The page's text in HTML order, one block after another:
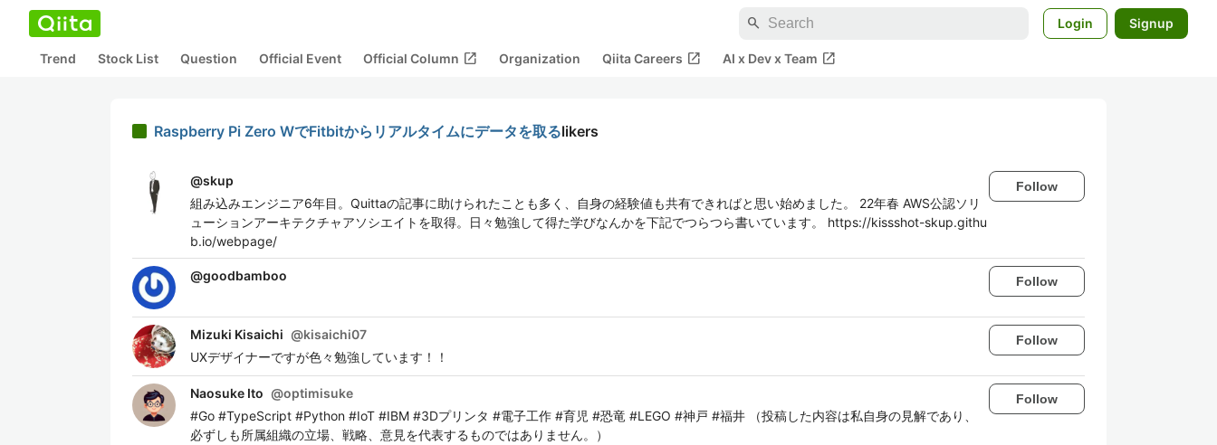
search Login Signup
Trend Stock List Question Official Event Official Column open_in_new Organization Qiita Careers open_in_new AI x Dev x Team open_in_new
Raspberry Pi Zero WでFitbitからリアルタイムにデータを取るlikers
@skup
組み込みエンジニア6年目。Quittaの記事に助けられたことも多く、自身の経験値も共有できればと思い始めました。 22年春 AWS公認ソリ
ューションアーキテクチャアソシエイトを取得。日々勉強して得た学びなんかを下記でつらつら書いています。 https://kissshot-skup.githu
b.io/webpage/
Follow
@goodbamboo Follow
Mizuki Kisaichi @kisaichi07
UXデザイナーですが色々勉強しています！！
Follow
Naosuke Ito @optimisuke
#Go #TypeScript #Python #IoT #IBM #3Dプリンタ #電子工作 #育児 #恐竜 #LEGO #神戸 #福井 （投稿した内容は私自身の見解であり、
必ずしも所属組織の立場、戦略、意見を代表するものではありません。）
Follow